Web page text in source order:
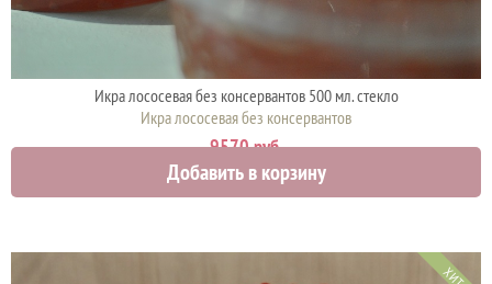
Икра лососевая без консервантов 500 мл. стекло
Икра лососевая без консервантов
9570 руб.
Добавить в корзину
ХИТ